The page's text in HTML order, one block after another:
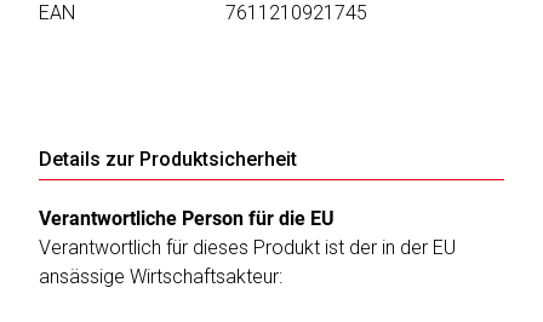
EAN
7611210921745
Details zur Produktsicherheit
Verantwortliche Person für die EU
Verantwortlich für dieses Produkt ist der in der EU
ansässige Wirtschaftsakteur: